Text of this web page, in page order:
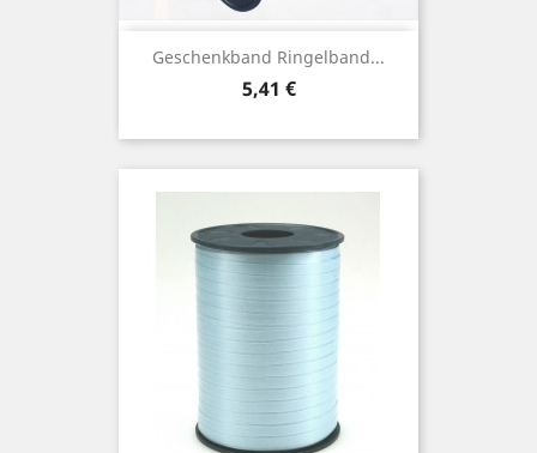
Geschenkband Ringelband...
Preis
5,41 €